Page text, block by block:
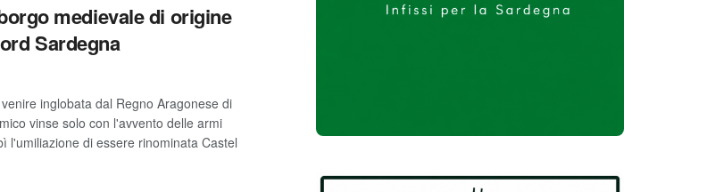
medievale di origine
Sardegna
inglobata dal Regno Aragonese di
vinse solo con l'avvento delle armi
l'umiliazione di essere rinominata Castel